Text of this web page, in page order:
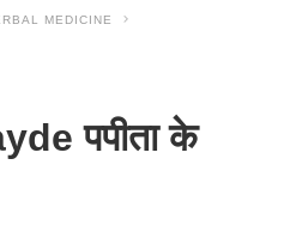
MEDICINE
पपीता के